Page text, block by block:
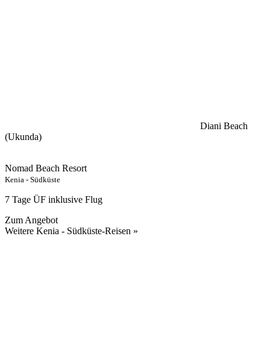
Diani Beach
(Ukunda)
Nomad Beach Resort
Kenia - Südküste
7 Tage ÜF inklusive Flug
Zum Angebot
Weitere Kenia - Südküste-Reisen »